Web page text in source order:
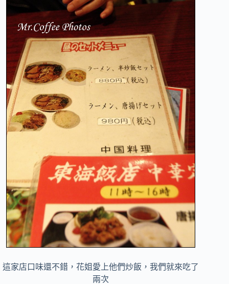
這家店口味還不錯，花姐愛上他們炒飯，我們就來吃了
兩次